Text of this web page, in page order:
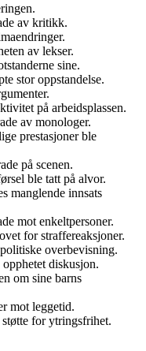
av kritikk.
av lekser.
sine.
stor oppstandelse.
på arbeidsplassen.
av monologer.
prestasjoner ble
på scenen.
ble tatt på alvor.
manglende innsats
mot enkeltpersoner.
for straffereaksjoner.
overbevisning.
diskusjon.
om sine barns
mot leggetid.
for ytringsfrihet.